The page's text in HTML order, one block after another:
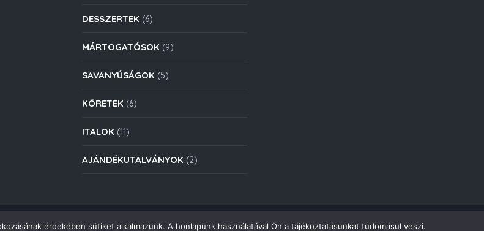
DESSZERTEK (6)
MÁRTOGATÓSOK (9)
SAVANYÚSÁGOK (5)
KÖRETEK (6)
ITALOK (11)
AJÁNDÉKUTALVÁNYOK (2)
érdekében sütiket alkalmazunk. A honlapunk használatával Ön a tájékoztatásunkat tudomásul veszi.